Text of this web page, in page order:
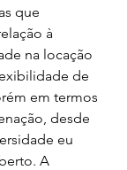
que
à
na locação
de
em termos
desde
eu
A